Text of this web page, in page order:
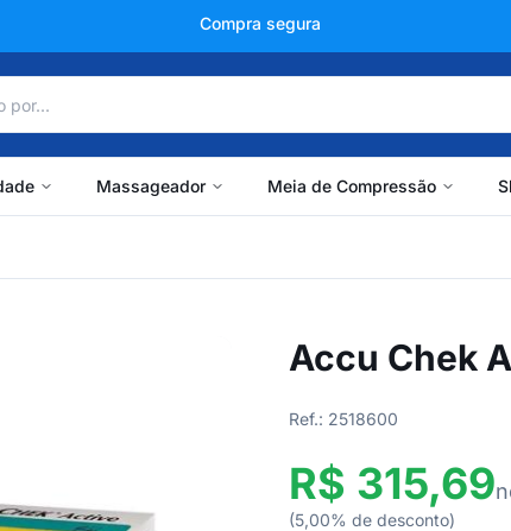
+150 mil avaliações
Massageador Meia de Compressão
Accu Chek
Ref.: 2518600
R$ 315,69
(5,00% de desconto)